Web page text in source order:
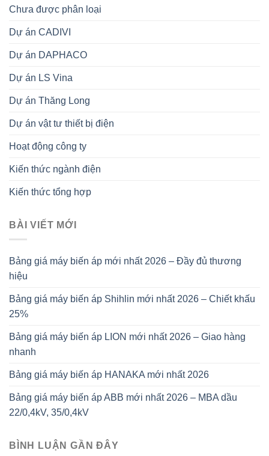
Chưa được phân loại
Dự án CADIVI
Dự án DAPHACO
Dự án LS Vina
Dự án Thăng Long
Dự án vật tư thiết bị điện
Hoạt động công ty
Kiến thức ngành điện
Kiến thức tổng hợp
BÀI VIẾT MỚI
Bảng giá máy biến áp mới nhất 2026 – Đầy đủ thương
hiệu
Bảng giá máy biến áp Shihlin mới nhất 2026 – Chiết khấu
25%
Bảng giá máy biến áp LION mới nhất 2026 – Giao hàng
nhanh
Bảng giá máy biến áp HANAKA mới nhất 2026
Bảng giá máy biến áp ABB mới nhất 2026 – MBA dầu
22/0,4kV, 35/0,4kV
BÌNH LUẬN GẦN ĐÂY